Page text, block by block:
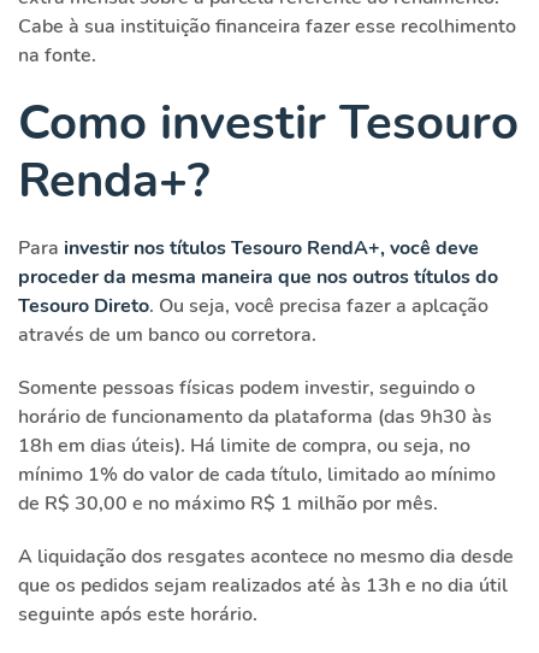
Cabe à sua instituição financeira fazer esse recolhimento
na fonte.
Como investir Tesouro
Renda+?
Para investir nos títulos Tesouro RendA+, você deve
proceder da mesma maneira que nos outros títulos do
Tesouro Direto. Ou seja, você precisa fazer a aplcação
através de um banco ou corretora.
Somente pessoas físicas podem investir, seguindo o
horário de funcionamento da plataforma (das 9h30 às
18h em dias úteis). Há limite de compra, ou seja, no
mínimo 1% do valor de cada título, limitado ao mínimo
de R$ 30,00 e no máximo R$ 1 milhão por mês.
A liquidação dos resgates acontece no mesmo dia desde
que os pedidos sejam realizados até às 13h e no dia útil
seguinte após este horário.